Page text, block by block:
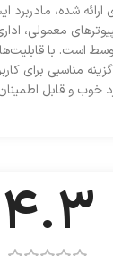
معمولی،
است. با
مناسبی برای
خوب و قابل
4.3